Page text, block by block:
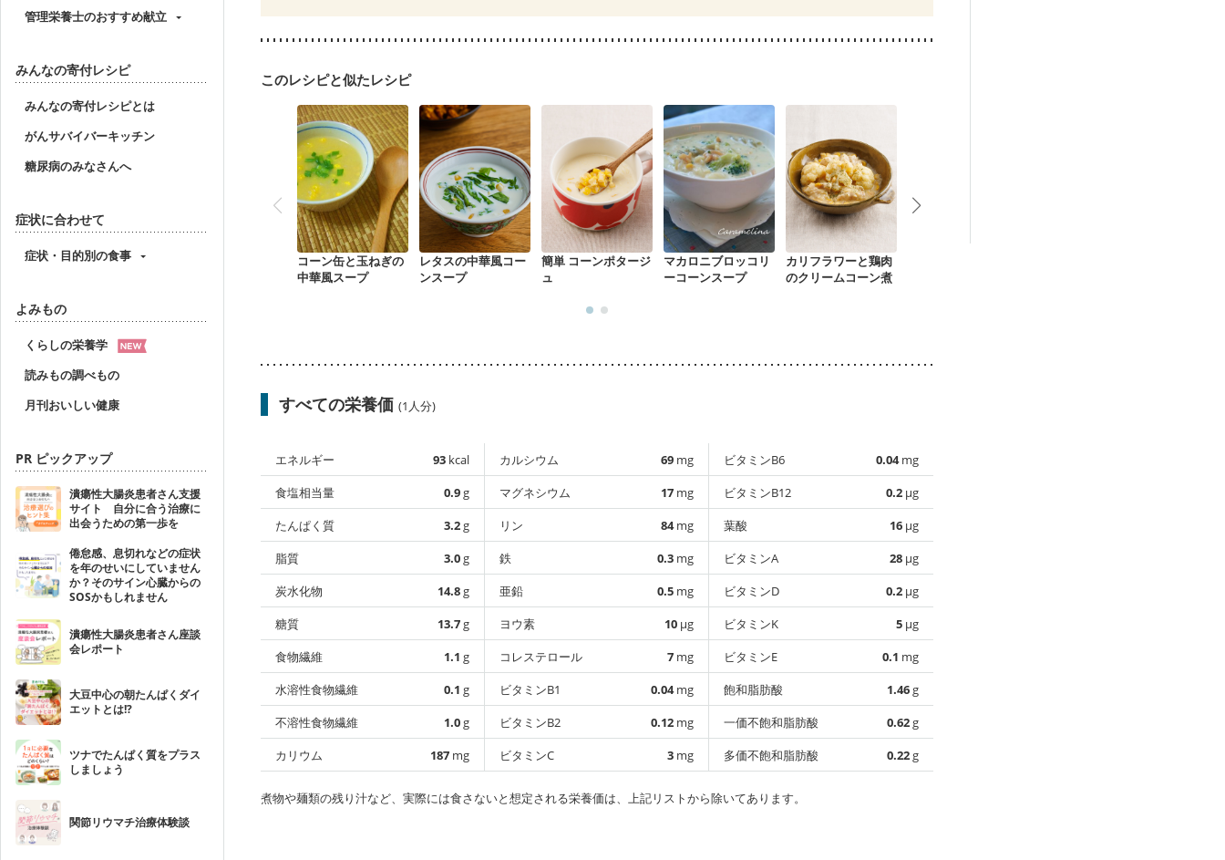
管理栄養士のおすすめ献立
みんなの寄付レシピ
みんなの寄付レシピとは
がんサバイバーキッチン
糖尿病のみなさんへ
症状に合わせて
症状・目的別の食事
よみもの
くらしの栄養学
読みもの調べもの
月刊おいしい健康
PR ピックアップ
潰瘍性大腸炎患者さん支援
サイト 自分に合う治療に
出会うための第一歩を
倦怠感、息切れなどの症状
を年のせいにしていません
か？そのサイン心臓からの
SOSかもしれません
潰瘍性大腸炎患者さん座談
会レポート
大豆中心の朝たんぱくダイ
エットとは!?
ツナでたんぱく質をプラス
しましょう
関節リウマチ治療体験談
このレシピと似たレシピ
コーン缶と玉ねぎの
中華風スープ
レタスの中華風コー
ンスープ
簡単 コーンポタージ
ュ
マカロニブロッコリ
ーコーンスープ
カリフラワーと鶏肉
のクリームコーン煮
すべての栄養価 (1人分)
エネルギー 93 kcal
食塩相当量
0.9g
たんぱく質
3.2g
脂質
3.0g
炭水化物
14.8g
糖質
13.7g
食物繊維
1.1 g
水溶性食物繊維
0.1 g
不溶性食物繊維
1.0g
カリウム
187 mg
カルシウム 69 mg
マグネシウム
17 mg
リン
84mg
鉄
0.3 mg
亜鉛
0.5 mg
ヨウ素
10 µg
コレステロール
7 mg
ビタミンB1
0.04mg
ビタミンB2
0.12 mg
ビタミンC
3 mg
ビタミンB6 0.04mg
ビタミンB12
0.2 µg
葉酸
16 µg
ビタミンA
28 µg
ビタミンD
0.2 µg
ビタミンK
5 µg
ビタミンE
0.1 mg
飽和脂肪酸
1.46g
一価不飽和脂肪酸
0.62g
多価不飽和脂肪酸
0.22g
煮物や麺類の残り汁など、実際には食さないと想定される栄養価は、上記リストから除いてあります。